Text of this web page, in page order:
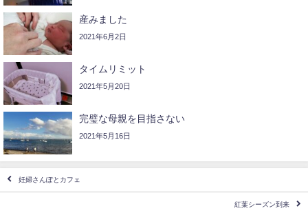
産みました
2021年6月2日
タイムリミット
2021年5月20日
完璧な母親を目指さない
2021年5月16日
妊婦さんぽとカフェ
紅葉シーズン到来